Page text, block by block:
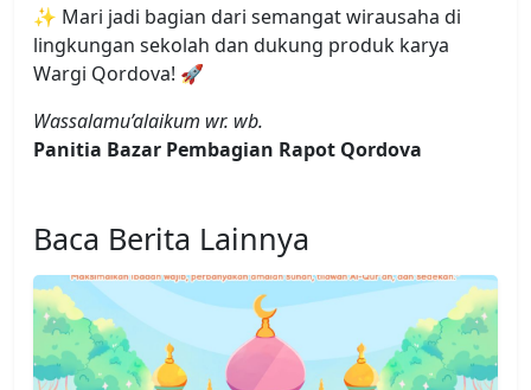
✨ Mari jadi bagian dari semangat wirausaha di
lingkungan sekolah dan dukung produk karya
Wargi Qordova! 🚀
Wassalamu’alaikum wr. wb.
Panitia Bazar Pembagian Rapot Qordova
Baca Berita Lainnya